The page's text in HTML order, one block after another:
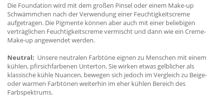
Die Foundation wird mit dem großen Pinsel oder einem Make-up
Schwämmchen nach der Verwendung einer Feuchtigkeitscreme
aufgetragen. Die Pigmente können aber auch mit einer beliebigen
verträglichen Feuchtigkeitscreme vermischt und dann wie ein Creme-
Make-up angewendet werden.
Neutral: Unsere neutralen Farbtöne eignen zu Menschen mit einem
kühlen, pfirsichfarbenen Unterton. Sie wirken etwas gelblicher als
klassische kühle Nuancen, bewegen sich jedoch im Vergleich zu Beige-
oder warmen Farbtönen weiterhin im eher kühlen Bereich des
Farbspektrums.